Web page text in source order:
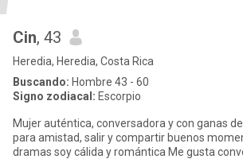
Cin, 43
Heredia, Heredia, Costa Rica
Buscando: Hombre 43 - 60
Signo zodiacal: Escorpio
Mujer auténtica, conversadora y con ganas
para amistad, salir y compartir buenos
dramas soy cálida y romántica Me gusta conversar, reír, un buen